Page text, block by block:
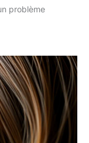
problème